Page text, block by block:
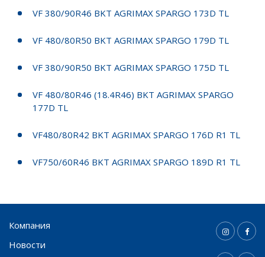
VF 380/90R46 BKT AGRIMAX SPARGO 173D TL
VF 480/80R50 BKT AGRIMAX SPARGO 179D TL
VF 380/90R50 BKT AGRIMAX SPARGO 175D TL
VF 480/80R46 (18.4R46) BKT AGRIMAX SPARGO
177D TL
VF480/80R42 BKT AGRIMAX SPARGO 176D R1 TL
VF750/60R46 BKT AGRIMAX SPARGO 189D R1 TL
Компания
Новости